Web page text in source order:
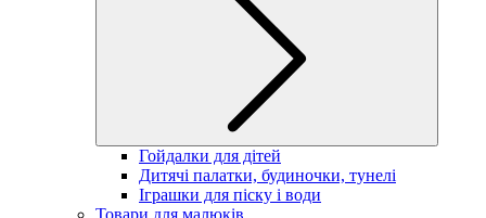
Гойдалки для дітей
Дитячі палатки, будиночки, тунелі
Іграшки для піску і води
Товари для малюків